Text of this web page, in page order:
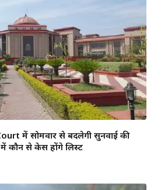
में सोमवार से बदलेगी सुनवाई की
कौन से केस होंगे लिस्ट